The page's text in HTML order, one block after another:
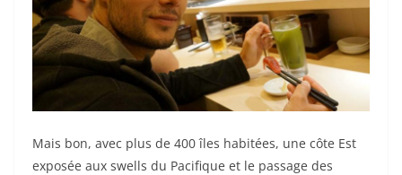
Mais bon, avec plus de 400 îles habitées, une côte Est
exposée aux swells du Pacifique et le passage des